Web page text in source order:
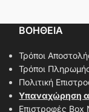
ΒΟΗΘΕΙΑ
Τρόποι
Τρόποι
Πολιτική
Υπαναχώρηση
Επιστροφές Box